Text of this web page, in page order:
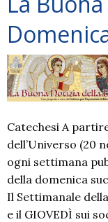
Catechesi A
dell’Universo (20
ogni settimana
della domenica
Il Settimanale
e il GIOVEDÌ sui